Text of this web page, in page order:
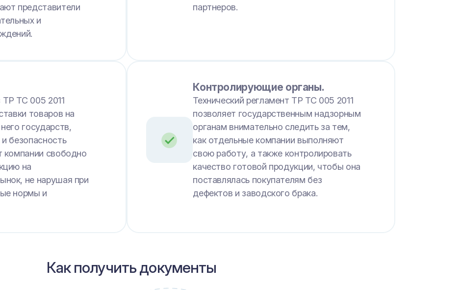
представители
и
партнеров.
ТС 005 2011
товаров на
государств,
безопасность
компании свободно
на
не нарушая при
нормы и
Контролирующие органы.
Технический регламент ТР ТС 005 2011
позволяет государственным надзорным
органам внимательно следить за тем,
как отдельные компании выполняют
свою работу, а также контролировать
качество готовой продукции, чтобы она
поставлялась покупателям без
дефектов и заводского брака.
Как получить документы